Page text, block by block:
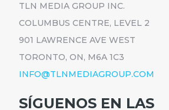
CARRERAS
POLÍTICA DE PRIVACIDAD
ACCESIBILIDAD
TLN MEDIA GROUP INC.
COLUMBUS CENTRE, LEVEL 2
901 LAWRENCE AVE WEST
TORONTO, ON, M6A 1C3
INFO@TLNMEDIAGROUP.COM
SÍGUENOS EN LAS